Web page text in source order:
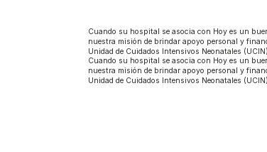
Cuando su hospital se asocia con Hoy es un
nuestra misión de brindar apoyo personal y
Unidad de Cuidados Intensivos Neonatales
Cuando su hospital se asocia con Hoy es un
nuestra misión de brindar apoyo personal y
Unidad de Cuidados Intensivos Neonatales